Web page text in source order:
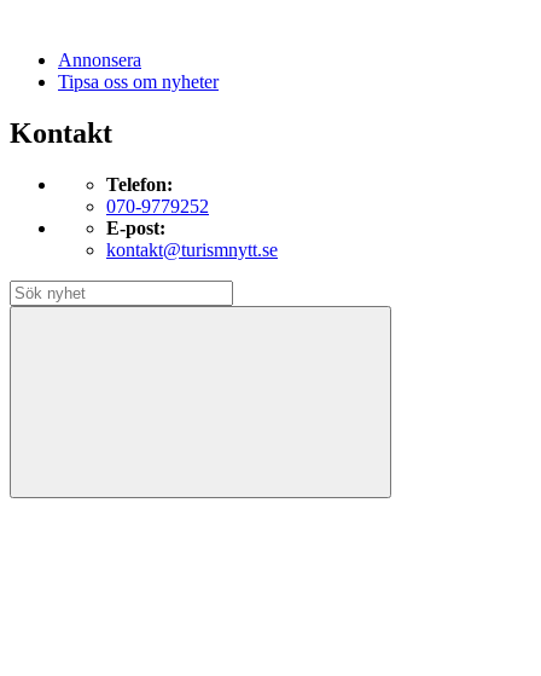
Annonsera
Tipsa oss om nyheter
Kontakt
Telefon:
070-9779252
E-post:
kontakt@turismnytt.se